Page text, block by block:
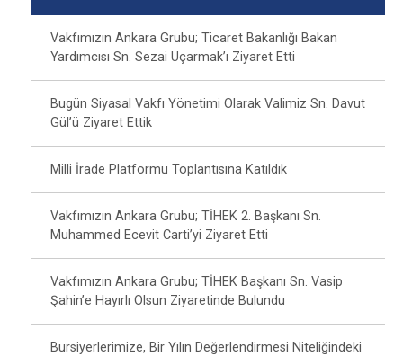
Vakfımızın Ankara Grubu; Ticaret Bakanlığı Bakan
Yardımcısı Sn. Sezai Uçarmak’ı Ziyaret Etti
Bugün Siyasal Vakfı Yönetimi Olarak Valimiz Sn. Davut
Gül’ü Ziyaret Ettik
Milli İrade Platformu Toplantısına Katıldık
Vakfımızın Ankara Grubu; TİHEK 2. Başkanı Sn.
Muhammed Ecevit Carti’yi Ziyaret Etti
Vakfımızın Ankara Grubu; TİHEK Başkanı Sn. Vasip
Şahin’e Hayırlı Olsun Ziyaretinde Bulundu
Bursiyerlerimize, Bir Yılın Değerlendirmesi Niteliğindeki